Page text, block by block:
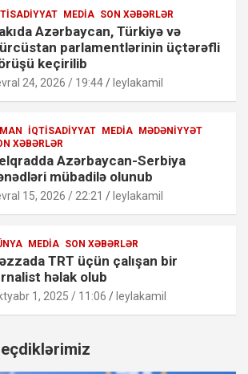
MEDIA SON XƏBƏRLƏR
Azərbaycan, Türkiyə və
parlamentlərinin üçtərəfli
keçirilib
24, 2026 / 19:44 leylakamil
İQTISADIYYAT MEDIA MƏDƏNIYYƏT
XƏBƏRLƏR
Azərbaycan-Serbiya
mübadilə olunub
15, 2026 / 22:21 leylakamil
MEDIA SON XƏBƏRLƏR
TRT üçün çalışan bir
həlak olub
1, 2025 / 11:06 leylakamil